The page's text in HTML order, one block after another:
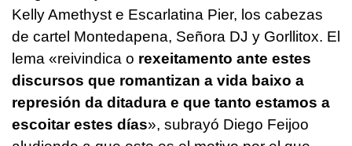
Kelly Amethyst e Escarlatina Pier, los cabezas
de cartel Montedapena, Señora DJ y Gorllitox. El
lema «reivindica o rexeitamento ante estes
discursos que romantizan a vida baixo a
represión da ditadura e que tanto estamos a
escoitar estes días», subrayó Diego Feijoo